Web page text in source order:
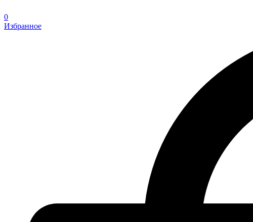
0
Избранное